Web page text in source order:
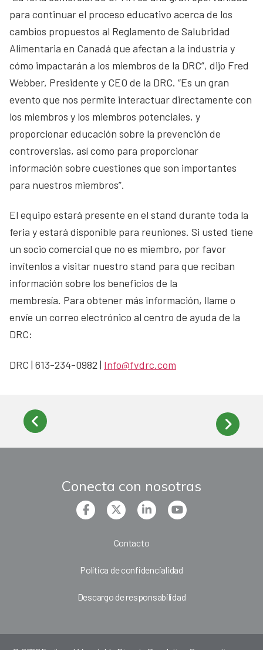
para continuar el proceso educativo acerca de los
cambios propuestos al Reglamento de Salubridad
Alimentaria en Canadá que afectan a la industria y
cómo impactarán a los miembros de la DRC”, dijo Fred
Webber, Presidente y CEO de la DRC. “Es un gran
evento que nos permite interactuar directamente con
los miembros y los miembros potenciales, y
proporcionar educación sobre la prevención de
controversias, así como para proporcionar
información sobre cuestiones que son importantes
para nuestros miembros”.
El equipo estará presente en el stand durante toda la
feria y estará disponible para reuniones. Si usted tiene
un socio comercial que no es miembro, por favor
invítenlos a visitar nuestro stand para que reciban
información sobre los beneficios de la
membresía. Para obtener más información, llame o
envíe un correo electrónico al centro de ayuda de la
DRC:
DRC | 613-234-0982 | Info@fvdrc.com
Conecta con nosotras
Contacto
Política de confidencialidad
Descargo de responsabilidad